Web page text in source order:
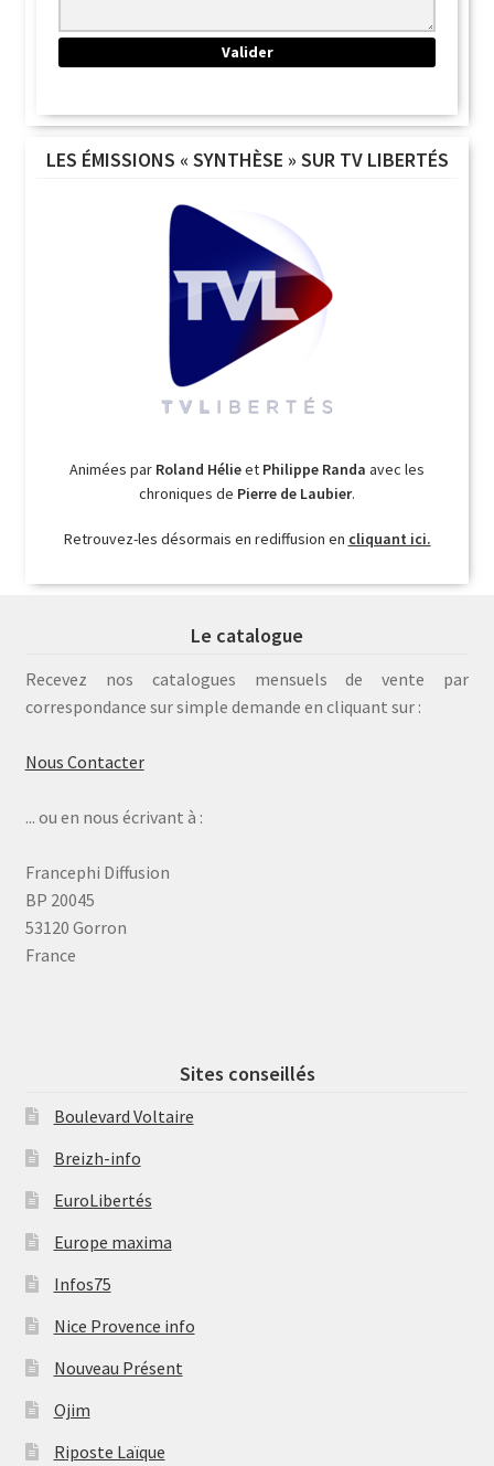
LES ÉMISSIONS « SYNTHÈSE » SUR TV LIBERTÉS
Animées par Roland Hélieet Philippe Randa avec les
chroniques de Pierre de Laubier.
Retrouvez-les désormais en rediffusion en cliquant ici.
Le catalogue
Recevez nos catalogues mensuels de vente par
correspondance sur simple demande en cliquant sur :
Nous Contacter
... ou en nous écrivant à :
Francephi Diffusion
BP 20045
53120 Gorron
France
Sites conseillés
Boulevard Voltaire
Breizh-info
EuroLibertés
Europe maxima
Infos75
Nice Provence info
Nouveau Présent
Ojim
Riposte Laïque